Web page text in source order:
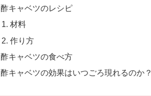
酢キャベツのレシピ
材料
作り方
酢キャベツの食べ方
酢キャベツの効果はいつごろ現れるのか？